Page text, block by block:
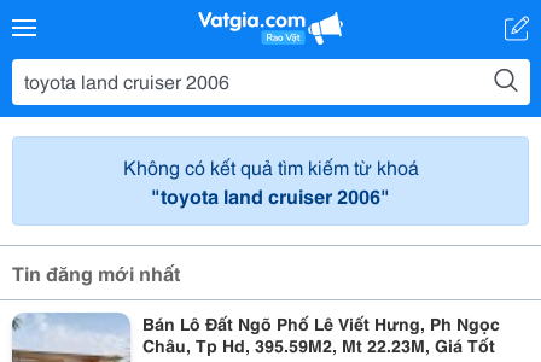
Không có kết quả tìm kiếm từ khoá
"toyota land cruiser 2006"
Tin đăng mới nhất
Bán Lô Đất Ngõ Phố Lê Viết Hưng, Ph Ngọc
Châu, Tp Hd, 395.59M2, Mt 22.23M, Giá Tốt